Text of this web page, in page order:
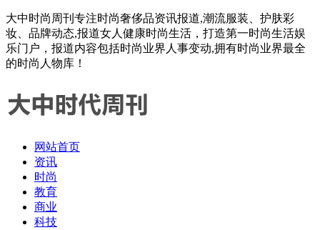
大中时尚周刊专注时尚奢侈品资讯报道,潮流服装、护肤彩
妆、品牌动态,报道女人健康时尚生活，打造第一时尚生活娱
乐门户，报道内容包括时尚业界人事变动,拥有时尚业界最全
的时尚人物库！
网站首页
资讯
时尚
教育
商业
科技